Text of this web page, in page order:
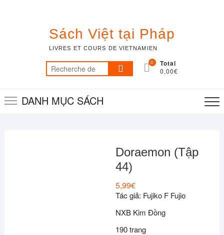
Sách Việt tại Pháp
LIVRES ET COURS DE VIETNAMIEN
Recherche
pour :
0 Total
0,00€
DANH MỤC SÁCH
Doraemon (Tập
44)
5,99€
Tác giả: Fujiko F Fujio
NXB Kim Đồng
190 trang